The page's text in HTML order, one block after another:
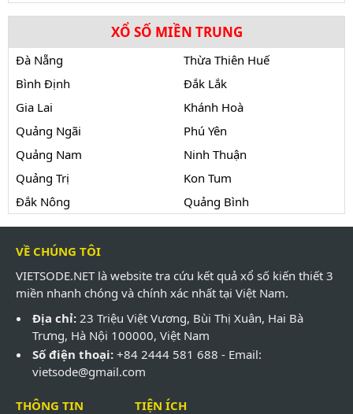
XỔ SỐ MIỀN TRUNG
Đà Nẵng
Thừa Thiên Huế
Bình Định
Đắk Lắk
Gia Lai
Khánh Hoà
Quảng Ngãi
Phú Yên
Quảng Nam
Ninh Thuận
Quảng Trị
Kon Tum
Đắk Nông
Quảng Bình
VỀ CHÚNG TÔI
VIETSODE.NET là website tra cứu kết quả xổ số kiến thiết 3
miền nhanh chóng và chính xác nhất tại Việt Nam.
Địa chỉ: 23 Triệu Việt Vương, Bùi Thị Xuân, Hai Bà
Trưng, Hà Nội 100000, Việt Nam
Số điện thoại: +84 2444 581 688 - Email:
vietsode@gmail.com
THÔNG TIN TIỆN ÍCH